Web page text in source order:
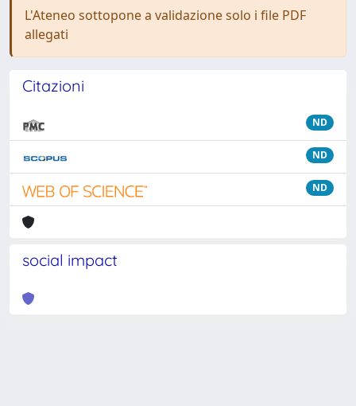
L'Ateneo sottopone a validazione solo i file PDF
allegati
Citazioni
ND
ND
ND
social impact